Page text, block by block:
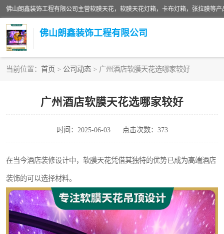
佛山朗鑫装饰工程有限公司
当前位置： 首页 > 公司动态 > 广州酒店软膜天花选哪家较好
广州酒店软膜天花选哪家较好
时间：2025-06-03 点击次数：373
在当今酒店装修设计中，软膜天花凭借其独特的优势已成为高端酒店
装饰的可以选择材料。